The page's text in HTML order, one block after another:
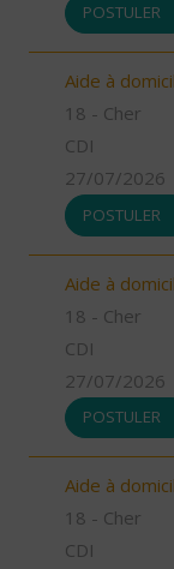
POSTULER
Aide à
18 - Cher
CDI
27/07/2026
POSTULER
Aide à
18 - Cher
CDI
27/07/2026
POSTULER
Aide à
18 - Cher
CDI